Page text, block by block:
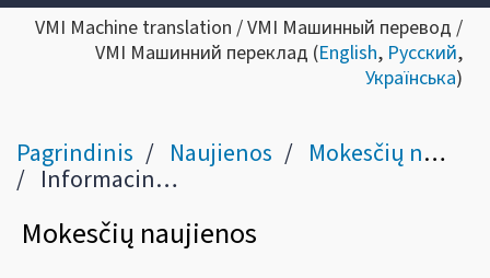
VMI Machine translation / VMI Машинный перевод /
VMI Машинний переклад (English, Русский,
Українська)
Pagrindinis Naujienos Mokesčių naujienos
Informacinis pranešimas „Dėl Gyventojų pajamų mokesčio įstatymo 6 straipsnio 4, 5 dalių apibendrintų paaiškinimų (komentarų)“ pakeitimo
Mokesčių naujienos